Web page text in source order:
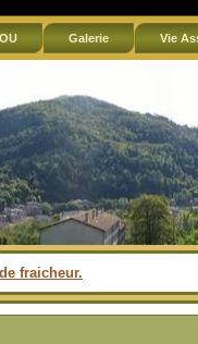
Galerie Vie
fraicheur.